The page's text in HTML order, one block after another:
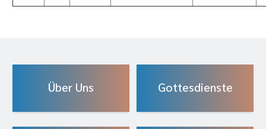
Über Uns Gottesdienste